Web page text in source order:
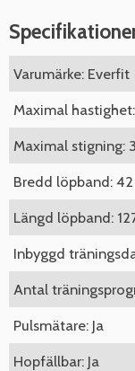
Varumärke: Everfit
Maximal
Maximal stigning:
Bredd löpband:
Längd löpband:
Inbyggd
Antal
Pulsmätare: Ja
Hopfällbar: Ja